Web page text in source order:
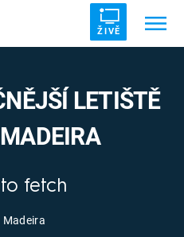
ŽIVĚ
LETIŠTĚ
fetch
Madeira